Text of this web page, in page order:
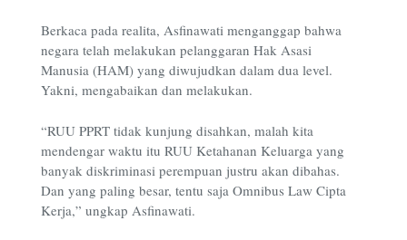
Berkaca pada realita, Asfinawati menganggap bahwa
negara telah melakukan pelanggaran Hak Asasi
Manusia (HAM) yang diwujudkan dalam dua level.
Yakni, mengabaikan dan melakukan.
“RUU PPRT tidak kunjung disahkan, malah kita
mendengar waktu itu RUU Ketahanan Keluarga yang
banyak diskriminasi perempuan justru akan dibahas.
Dan yang paling besar, tentu saja Omnibus Law Cipta
Kerja,” ungkap Asfinawati.